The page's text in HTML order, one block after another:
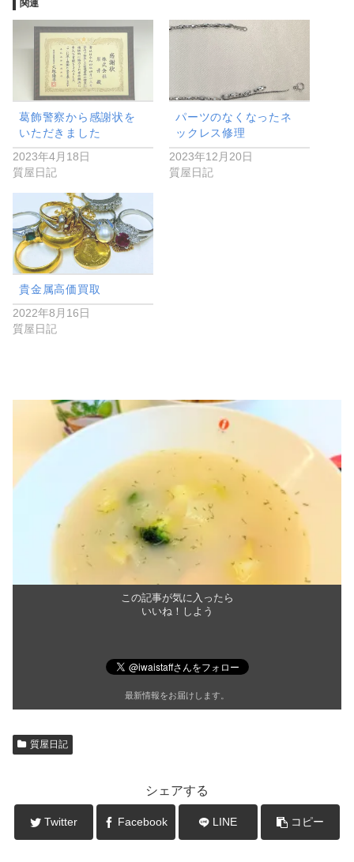
関連
葛飾警察から感謝状を
いただきました
2023年4月18日
質屋日記
パーツのなくなったネ
ックレス修理
2023年12月20日
質屋日記
貴金属高価買取
2022年8月16日
質屋日記
この記事が気に入ったら
いいね！しよう
最新情報をお届けします。
質屋日記
シェアする
Twitter Facebook LINE コピー